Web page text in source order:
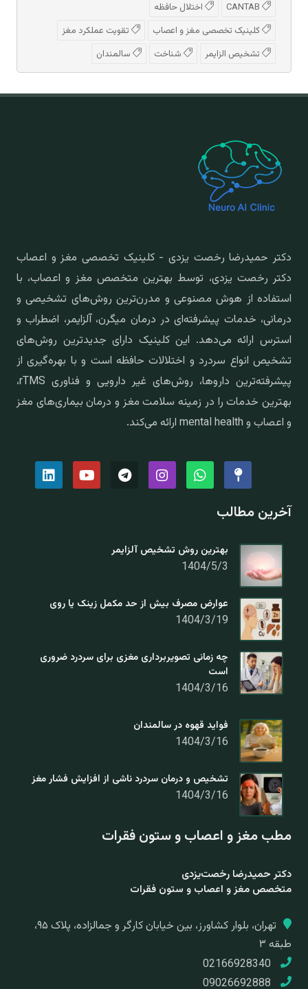
اختلال حافظه
کلینیک تخصصی مغز و اعصاب
تقویت عملکرد مغز
تشخیص الزایمر
شناخت سالمندان
دکتر حمیدرضا رخصت یزدی - کلینیک تخصصی مغز و اعصاب
دکتر رخصت یزدی، توسط بهترین متخصص مغز و اعصاب، با
استفاده از هوش مصنوعی و مدرن‌ترین روش‌های تشخیصی و
درمانی، خدمات پیشرفته‌ای در درمان میگرن، آلزایمر، اضطراب و
استرس ارائه می‌دهد. این کلینیک دارای جدیدترین روش‌های
تشخیص انواع سردرد و اختلالات حافظه است و با بهره‌گیری از
پیشرفته‌ترین داروها، روش‌های غیر دارویی و فناوری rTMS،
بهترین خدمات را در زمینه سلامت مغز و درمان بیماری‌های مغز
و اعصاب و mental health ارائه می‌کند.
آخرین مطالب
بهترین روش تشخیص آلزایمر
1404/5/3
عوارض مصرف بیش از حد مکمل زینک یا روی
1404/3/19
چه زمانی تصویربرداری مغزی برای سردرد ضروری
است
1404/3/16
فواید قهوه در سالمندان
1404/3/16
تشخیص و درمان سردرد ناشی از افزایش فشار مغز
1404/3/16
مطب مغز و اعصاب و ستون فقرات
دکتر حمیدرضا رخصت‌یزدی
متخصص مغز و اعصاب و ستون فقرات
تهران، بلوار کشاورز، بین خیابان کارگر و جمالزاده، پلاک ۹۵،
طبقه ۳